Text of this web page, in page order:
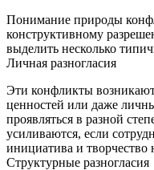
Понимание природы
конструктивному
выделить несколько
Личная разногласия
Эти конфликты
ценностей или даже
проявляться в разной
усиливаются, если
инициатива и творчество
Структурные разногласия